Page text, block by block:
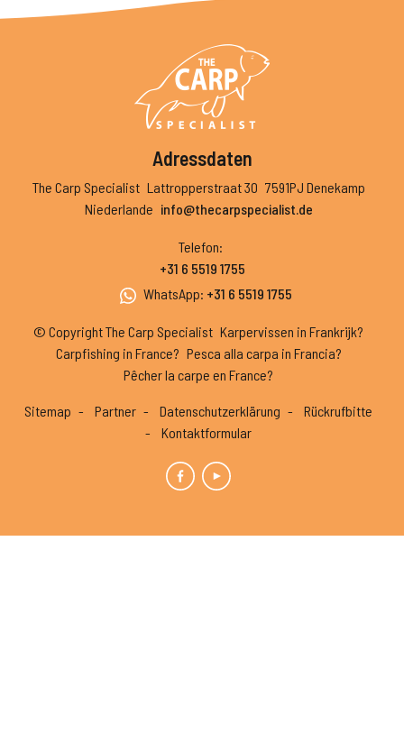
Adressdaten
The Carp Specialist Lattropperstraat 30 7591PJ Denekamp
Niederlande info@thecarpspecialist.de
Telefon:
+31 6 5519 1755
WhatsApp: +31 6 5519 1755
© Copyright The Carp Specialist Karpervissen in Frankrijk?
Carpfishing in France? Pesca alla carpa in Francia?
Pêcher la carpe en France?
Sitemap Partner Datenschutzerklärung
Rückrufbitte
Kontaktformular